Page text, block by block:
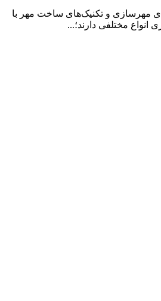
مهرسازی و تکنیک‌های ساخت مهر با
مختلفی دارند؛...